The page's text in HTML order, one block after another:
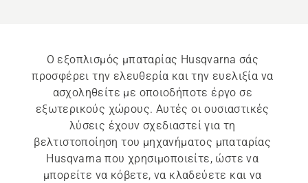
Ο εξοπλισμός μπαταρίας Husqvarna σάς
προσφέρει την ελευθερία και την ευελιξία να
ασχοληθείτε με οποιοδήποτε έργο σε
εξωτερικούς χώρους. Αυτές οι ουσιαστικές
λύσεις έχουν σχεδιαστεί για τη
βελτιστοποίηση του μηχανήματος μπαταρίας
Husqvarna που χρησιμοποιείτε, ώστε να
μπορείτε να κόβετε, να κλαδεύετε και να